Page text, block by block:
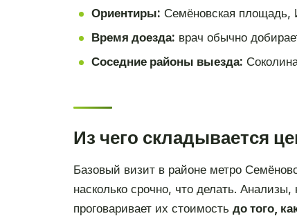
Ориентиры: Семёновская площадь,
Время доезда: врач обычно
Соседние районы выезда:
Из чего складывается
Базовый визит в районе метро
насколько срочно, что делать.
проговаривает их стоимость до того,